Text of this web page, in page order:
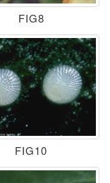
FIG8
FIG10